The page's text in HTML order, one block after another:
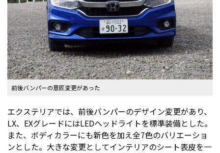
前後バンパーの意匠変更があった
エクステリアでは、前後バンパーのデザイン変更があり、
LX、EXグレードにはLEDヘッドライトを標準装備とした。
また、ボディカラーにも新色を加え全7色のバリエーショ
ンとした。大きな変更としてインテリアのシート表皮を一